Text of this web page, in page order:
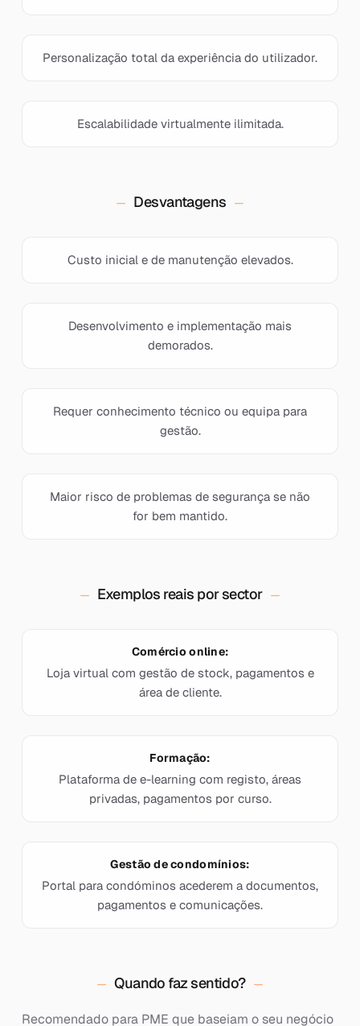
Personalização total da experiência do utilizador.
Escalabilidade virtualmente ilimitada.
Desvantagens
Custo inicial e de manutenção elevados.
Desenvolvimento e implementação mais
demorados.
Requer conhecimento técnico ou equipa para
gestão.
Maior risco de problemas de segurança se não
for bem mantido.
Exemplos reais por sector
Comércio online:
Loja virtual com gestão de stock, pagamentos e
área de cliente.
Formação:
Plataforma de e-learning com registo, áreas
privadas, pagamentos por curso.
Gestão de condomínios:
Portal para condóminos acederem a documentos,
pagamentos e comunicações.
Quando faz sentido?
Recomendado para PME que baseiam o seu negócio